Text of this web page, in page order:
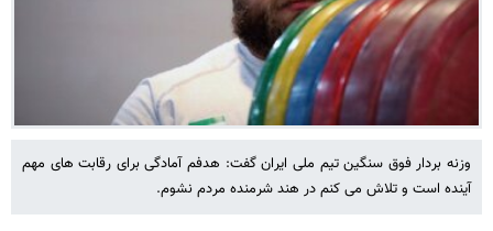
وزنه بردار فوق سنگین تیم ملی ایران گفت: هدفم آمادگی برای رقابت های مهم
آینده است و تلاش می کنم در هند شرمنده مردم نشوم.